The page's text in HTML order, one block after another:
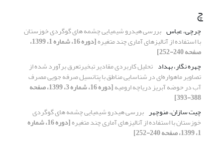
چ
چرچی، عباس بررسی هیدرو شیمیایی چشمه های گوگردی خوزستان
با استفاده از آنالیزهای آماری چند متغیره [دوره 16، شماره 1، 1399،
صفحه 240-252]
چهره نگار، بهداد تحلیل کاربردی مقادیر تبخیرتعرق برآورد شده از
تصاویر ماهواره‌ای در شناسایی مناطق با پتانسیل صرفه ‏جویی مصرف
آب در حوضه آبریز دریاچه ارومیه [دوره 16، شماره 3، 1399، صفحه
388-393]
چیت سازان، منوچهر بررسی هیدرو شیمیایی چشمه های گوگردی
خوزستان با استفاده از آنالیزهای آماری چند متغیره [دوره 16، شماره
1، 1399، صفحه 240-252]